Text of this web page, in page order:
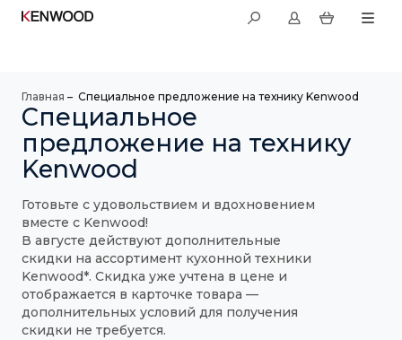
Главная – Специальное предложение на технику Kenwood
Специальное
предложение на технику
Kenwood
Готовьте с удовольствием и вдохновением
вместе с Kenwood!
В августе действуют дополнительные
скидки на ассортимент кухонной техники
Kenwood*. Скидка уже учтена в цене и
отображается в карточке товара —
дополнительных условий для получения
скидки не требуется.